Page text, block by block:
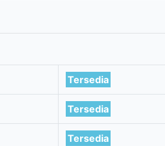
Tersedia
Tersedia
Tersedia